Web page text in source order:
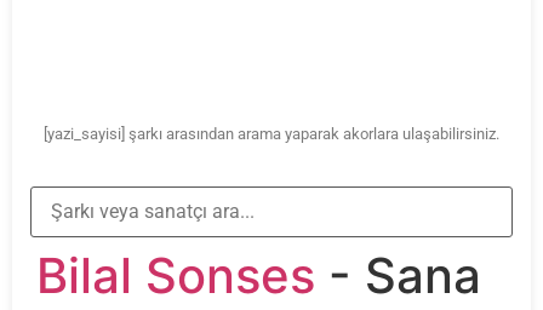
[yazi_sayisi] şarkı arasından arama yaparak akorlara ulaşabilirsiniz.
Bilal Sonses - Sana